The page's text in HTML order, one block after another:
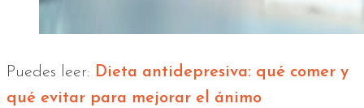
Puedes leer: Dieta antidepresiva: qué comer y
qué evitar para mejorar el ánimo